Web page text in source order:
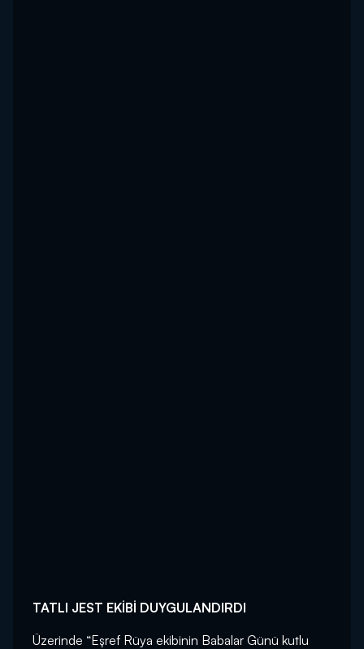
TATLI JEST EKİBİ DUYGULANDIRDI
Üzerinde “Eşref Rüya ekibinin Babalar Günü kutlu